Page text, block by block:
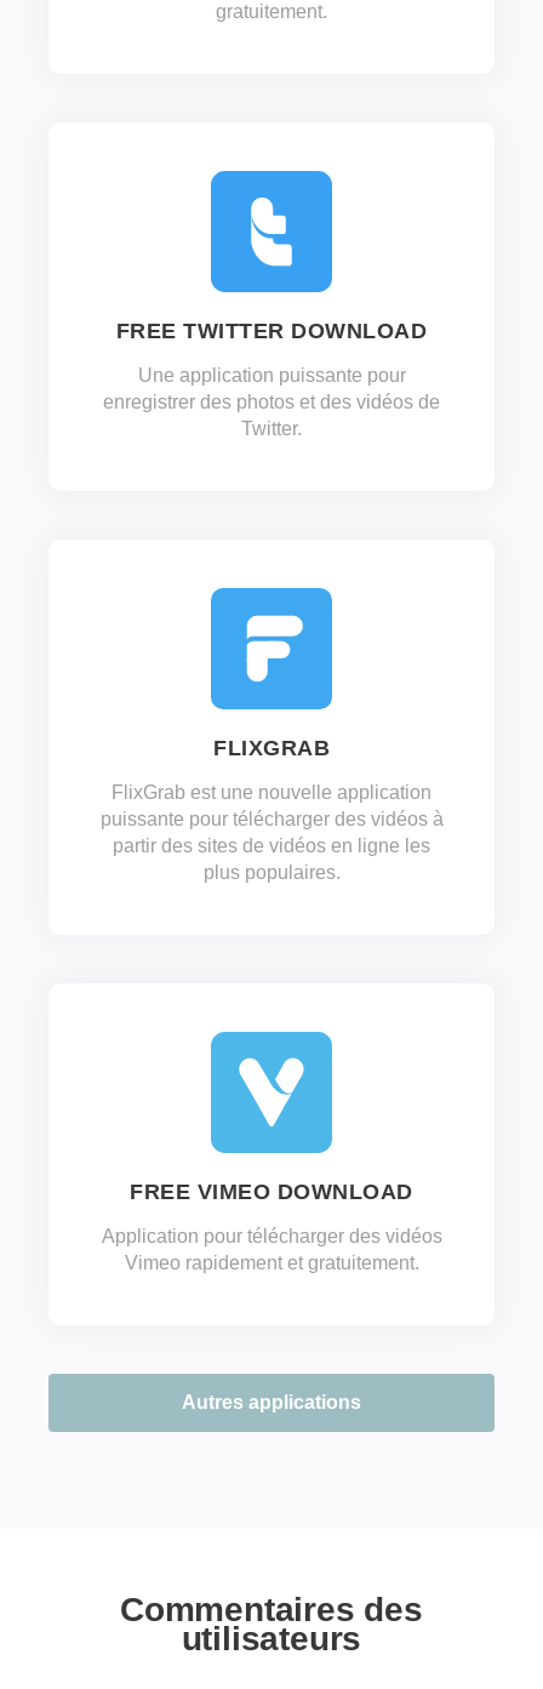
gratuitement.
FREE TWITTER DOWNLOAD
Une application puissante pour
enregistrer des photos et des vidéos de
Twitter.
FLIXGRAB
FlixGrab est une nouvelle application
puissante pour télécharger des vidéos à
partir des sites de vidéos en ligne les
plus populaires.
FREE VIMEO DOWNLOAD
Application pour télécharger des vidéos
Vimeo rapidement et gratuitement.
Autres applications
Commentaires des
utilisateurs